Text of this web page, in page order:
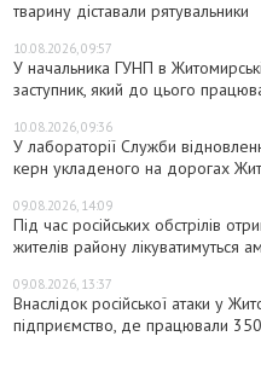
тварину діставали рятувальники
10.08.2026, 09:57
У начальника ГУНП в
заступник, який до цього
10.08.2026, 09:36
У лабораторії Служби
керн укладеного на дорогах
09.08.2026, 14:09
Під час російських обстрілів
жителів району лікуватимуться
09.08.2026, 13:37
Внаслідок російської атаки у
підприємство, де працювали